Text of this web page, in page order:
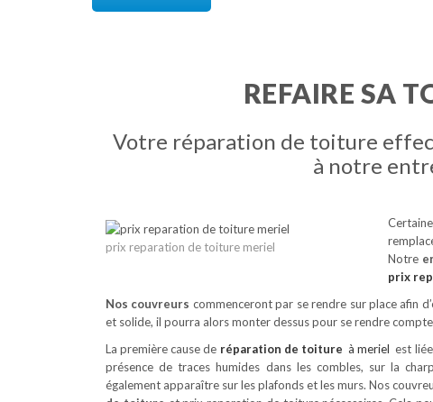
REFAIRE SA
Votre réparation de toiture
à notre
prix reparation de toiture meriel
Notre
prix
Nos couvreurs commenceront par se rendre sur place afin
et solide, il pourra alors monter dessus pour se rendre
La première cause de réparation de toiture à merielest
présence de traces humides dans les combles, sur la
également apparaître sur les plafonds et les murs. Nos